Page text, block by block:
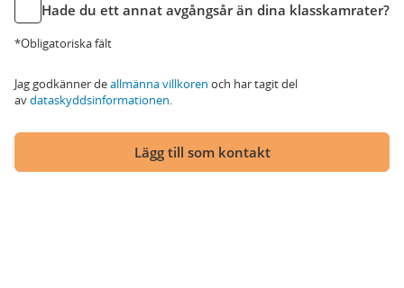
Hade du ett annat avgångsår än dina klasskamrater?
*Obligatoriska fält
Jag godkänner deallmänna villkoren och har tagit del
avdataskyddsinformationen.
Lägg till som kontakt